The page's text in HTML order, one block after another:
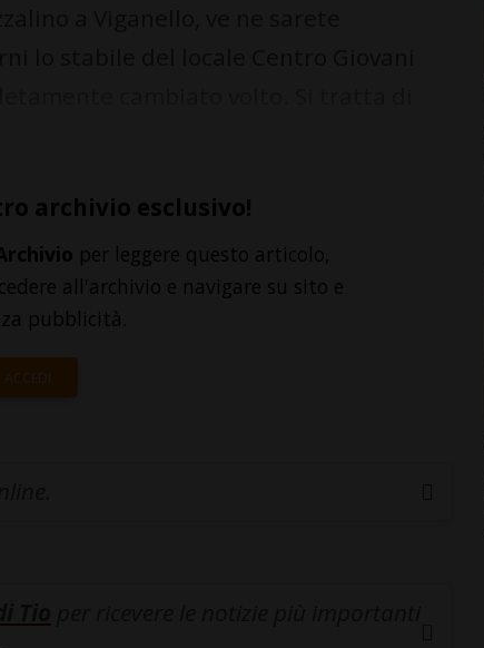
archivio esclusivo!
per leggere questo articolo,
all'archivio e navigare su sito e
pubblicità.
ACCEDI